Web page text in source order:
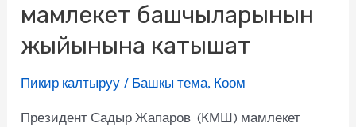
мамлекет башчыларынын
жыйынына катышат
Пикир калтыруу / Башкы тема, Коом
Президент Садыр Жапаров (КМШ) мамлекет